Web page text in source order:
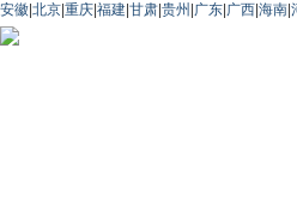
安徽 北京 重庆 福建 甘肃 贵州 广东 广西 海南